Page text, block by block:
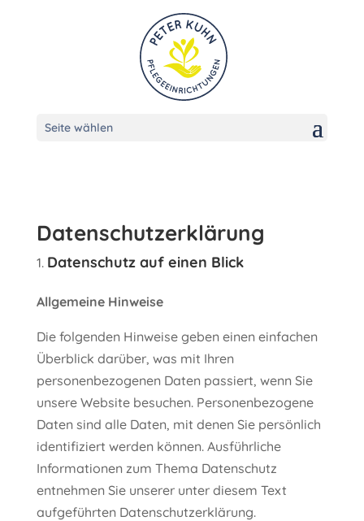
Seite wählen
Datenschutzerklärung
Datenschutz auf einen Blick
Allgemeine Hinweise
Die folgenden Hinweise geben einen einfachen
Überblick darüber, was mit Ihren
personenbezogenen Daten passiert, wenn Sie
unsere Website besuchen. Personenbezogene
Daten sind alle Daten, mit denen Sie persönlich
identifiziert werden können. Ausführliche
Informationen zum Thema Datenschutz
entnehmen Sie unserer unter diesem Text
aufgeführten Datenschutzerklärung.